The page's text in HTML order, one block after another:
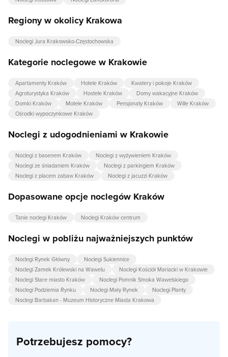
Regiony w okolicy Krakowa
Noclegi Jura Krakowsko-Częstochowska
Kategorie noclegowe w Krakowie
Apartamenty Kraków Hotele Kraków
Kwatery i pokoje Kraków
Agroturystyka Kraków
Hostele Kraków
Domy wakacyjne Kraków
Domki Kraków
Motele Kraków Pensjonaty Kraków
Wille Kraków
Ośrodki wypoczynkowe Kraków
Noclegi z udogodnieniami w Krakowie
Noclegi z basenem Kraków
Noclegi z wyżywieniem Kraków
Noclegi ze śniadaniem Kraków
Noclegi z parkingiem Kraków
Noclegi z placem zabaw Kraków
Noclegi z jacuzzi Kraków
Dopasowane opcje noclegów Kraków
Tanie noclegi Kraków Noclegi Kraków centrum
Noclegi w pobliżu najważniejszych punktów
Noclegi Rynek Główny
Noclegi Sukiennice
Noclegi Zamek Królewski na Wawelu
Noclegi Kościół Mariacki w Krakowie
Noclegi Stare miasto Kraków
Noclegi Pomnik Smoka Wawelskiego
Noclegi Podziemia Rynku
Noclegi Mały Rynek
Noclegi Planty
Noclegi Barbakan - Muzeum Historyczne Miasta Krakowa
Potrzebujesz pomocy?